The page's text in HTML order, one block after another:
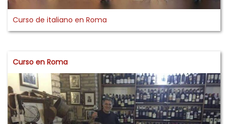
Curso de italiano en Roma
Curso en Roma